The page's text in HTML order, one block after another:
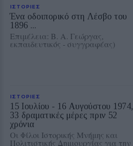
ΙΣΤΟΡΙΕΣ
Ένα οδοιπορικό στη Λέσβο του
1896 ...
Eπιμέλεια: Β. Α. Γεώργας,
εκπαιδευτικός - συγγραφέας)
ΙΣΤΟΡΙΕΣ
15 Ιουλίου ‑ 16 Αυγούστου 1974,
33 δραματικές μέρες πριν 52
χρόνια
Οι Φίλοι Ιστορικής Μνήμης και
Πολιτιστικής Δημιουργίας για την